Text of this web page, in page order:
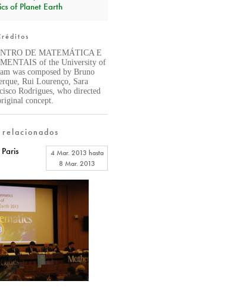
of Planet Earth
DE MATEMÁTICA E
of the University of
was composed by Bruno
Rui Lourenço, Sara
Rodrigues, who directed
concept.
relacionados
4 Mar. 2013 hasta
8 Mar. 2013